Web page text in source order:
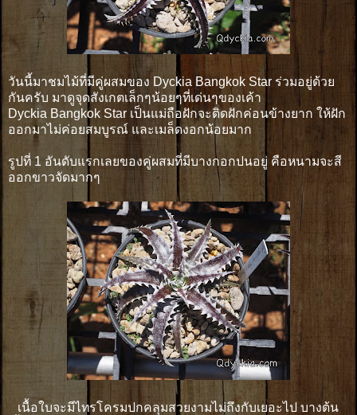
วันนี้มาชมไม้ที่มีคู่ผสมของ Dyckia Bangkok Star ร่วมอยู่ด้วย
กันครับ มาดูจุดสังเกตเล็กๆน้อยๆที่เด่นๆของเค้า
Dyckia Bangkok Star เป็นแม่ถือฝักจะติดฝักค่อนข้างยาก ให้ฝัก
ออกมาไม่ค่อยสมบูรณ์ และเมล็ดงอกน้อยมาก
รูปที่ 1 อันดับแรกเลยของคู่ผสมที่มีบางกอกปนอยู่ คือหนามจะสี
ออกขาวจัดมากๆ
เนื้อใบจะมีไทรโครมปกคลุมสวยงามไม่ถึงกับเยอะไป บางต้น